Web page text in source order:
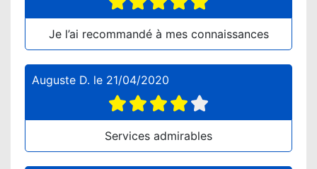
Je l’ai recommandé à mes connaissances
Auguste D. le 21/04/2020
Services admirables